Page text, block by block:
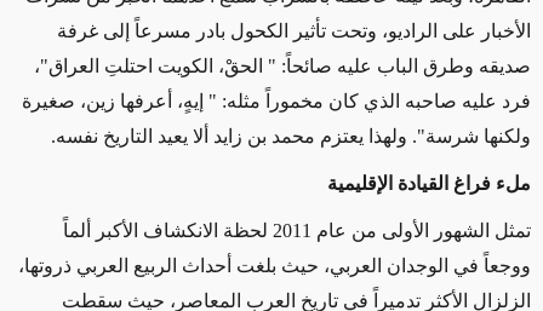
الأخبار على الراديو، وتحت تأثير الكحول بادر مسرعاً إلى غرفة
صديقه وطرق الباب عليه صائحاً: " الحقْ، الكويت احتلتِ العراق"،
فرد عليه صاحبه الذي كان مخموراً مثله: " إيهٍ، أعرفها زين، صغيرة
ولكنها شرسة". ولهذا يعتزم محمد بن زايد ألا يعيد التاريخ نفسه.
ملء فراغ القيادة الإقليمية
تمثل الشهور الأولى من عام 2011 لحظة الانكشاف الأكبر ألماً
ووجعاً في الوجدان العربي، حيث بلغت أحداث الربيع العربي ذروتها،
الزلزال الأكثر تدميراً في تاريخ العرب المعاصر، حيث سقطت